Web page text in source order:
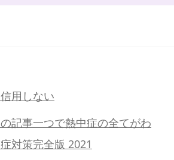
用しない
の記事一つで熱中症の全てがわ
対策完全版 2021